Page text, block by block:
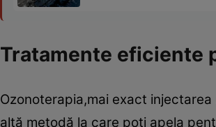
Tratamente eficiente
Ozonoterapia,mai exact
altă metodă la care poţi apela